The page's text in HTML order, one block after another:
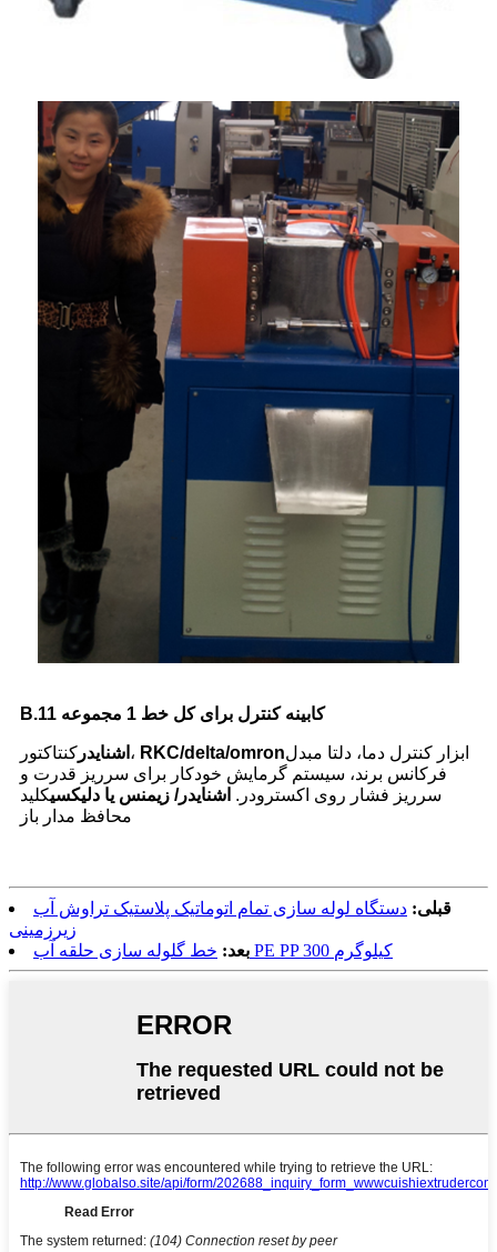
B.11 کابینه کنترل برای کل خط 1 مجموعه
اشنایدر کنتاکتور، RKC/delta/omron ابزار کنترل دما، دلتا مبدل
فرکانس برند، سیستم گرمایش خودکار برای سرریز قدرت و
سرریز فشار روی اکسترودر. اشنایدر/ زیمنس یا دلیکسیکلید
محافظ مدار باز
قبلی: دستگاه لوله سازی تمام اتوماتیک پلاستیک تراوش آب
زیرزمینی
بعد:
خط گلوله سازی حلقه آب PE PP 300 کیلوگرم